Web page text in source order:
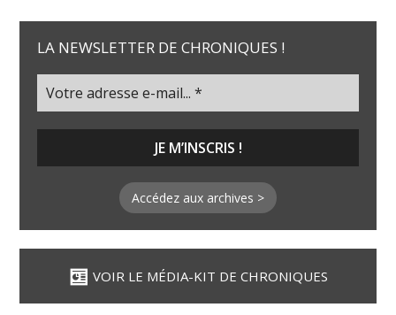
LA NEWSLETTER DE CHRONIQUES !
Accédez aux archives >
VOIR LE MÉDIA-KIT DE CHRONIQUES